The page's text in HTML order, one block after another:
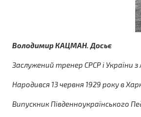
Володимир КАЦМАН. Досьє
Заслужений тренер СРСР і України
Народився 13 червня 1929 року в
Випускник Південноукраїнського